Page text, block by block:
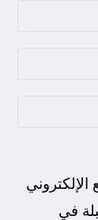
في